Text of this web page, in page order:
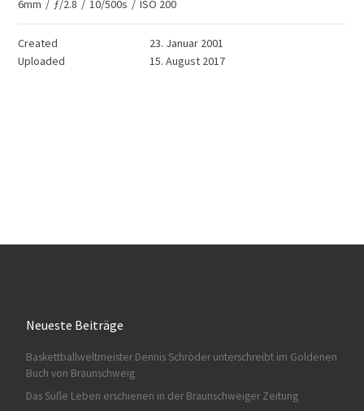
6mm / ƒ/2.8 / 10/500s / ISO 200
Created
23. Januar 2001
Uploaded
15. August 2017
Neueste Beiträge
Baskettballweltmeister Dennis Schröder unterschreibt im Goldenen
Buch von Braunschweig
Das Süße Leben erschienen in der Braunschweiger Zeitung